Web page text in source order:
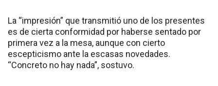
La “impresión” que transmitió uno de los presentes
es de cierta conformidad por haberse sentado por
primera vez a la mesa, aunque con cierto
escepticismo ante la escasas novedades.
“Concreto no hay nada”, sostuvo.